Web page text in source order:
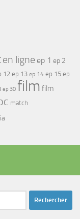
en ligne ep 1 ep 2
12 ep 13 ep 14 ep 15 ep
ep 30 film film
match